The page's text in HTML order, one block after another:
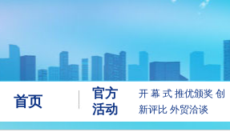
首页
官方
活动
开 幕 式 推优颁奖 创
新评比 外贸洽谈